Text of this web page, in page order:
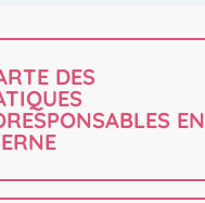
DES
EN